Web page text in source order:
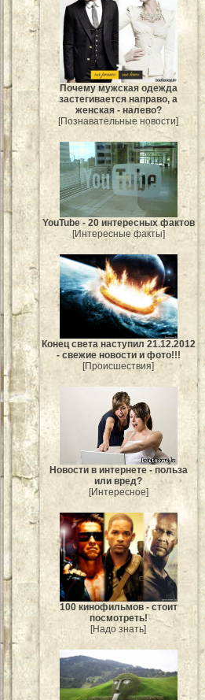
Почему мужская одежда
застегивается направо, а
женская - налево?
[Познавательные новости]
YouTube - 20 интересных фактов
[Интересные факты]
Конец света наступил 21.12.2012
- свежие новости и фото!!!
[Происшествия]
Новости в интернете - польза
или вред?
[Интересное]
100 кинофильмов - стоит
посмотреть!
[Надо знать]